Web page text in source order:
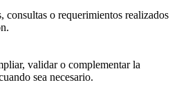
consultas o requerimientos realizados
validar o complementar la
sea necesario.